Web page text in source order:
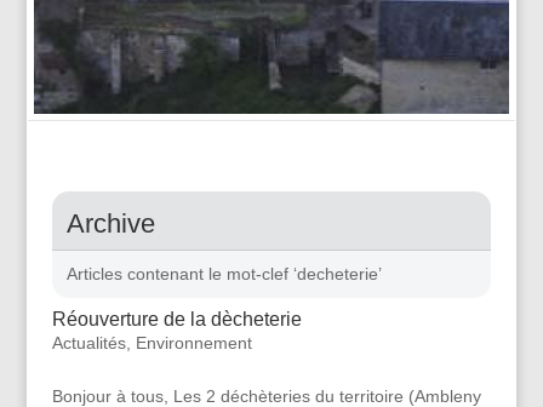
Archive
Articles contenant le mot-clef ‘decheterie’
Réouverture de la dècheterie
Actualités, Environnement
Bonjour à tous, Les 2 déchèteries du territoire (Ambleny